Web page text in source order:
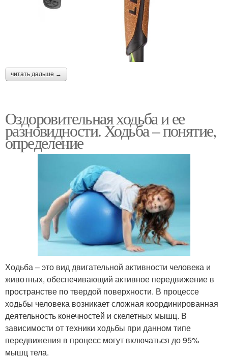
читать дальше →
Оздоровительная ходьба и ее
разновидности. Ходьба – понятие,
определение
Ходьба – это вид двигательной активности человека и
животных, обеспечивающий активное передвижение в
пространстве по твердой поверхности. В процессе
ходьбы человека возникает сложная координированная
деятельность конечностей и скелетных мышц. В
зависимости от техники ходьбы при данном типе
передвижения в процесс могут включаться до 95%
мышц тела.